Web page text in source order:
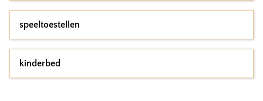
speeltoestellen
kinderbed